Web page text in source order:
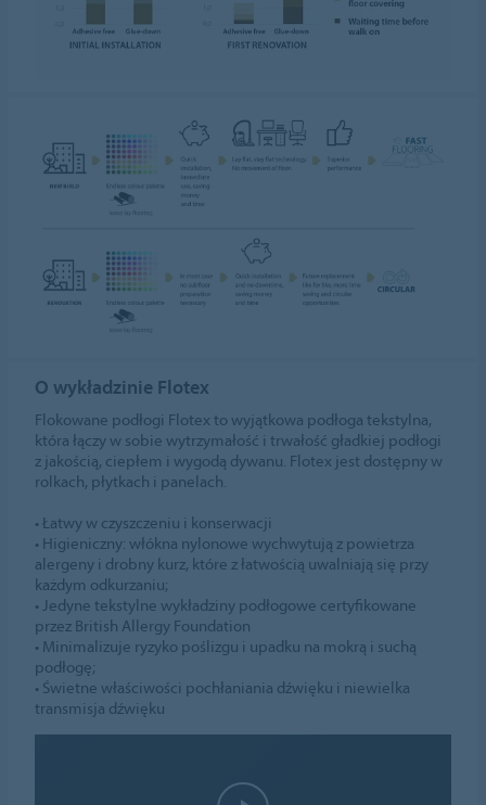
O wykładzinie Flotex
Flokowane podłogi Flotex to wyjątkowa podłoga tekstylna,
która łączy w sobie wytrzymałość i trwałość gładkiej podłogi
z jakością, ciepłem i wygodą dywanu. Flotex jest dostępny w
rolkach, płytkach i panelach.
• Łatwy w czyszczeniu i konserwacji
• Higieniczny: włókna nylonowe wychwytują z powietrza
alergeny i drobny kurz, które z łatwością uwalniają się przy
każdym odkurzaniu;
• Jedyne tekstylne wykładziny podłogowe certyfikowane
przez British Allergy Foundation
• Minimalizuje ryzyko poślizgu i upadku na mokrą i suchą
podłogę;
• Świetne właściwości pochłaniania dźwięku i niewielka
transmisja dźwięku